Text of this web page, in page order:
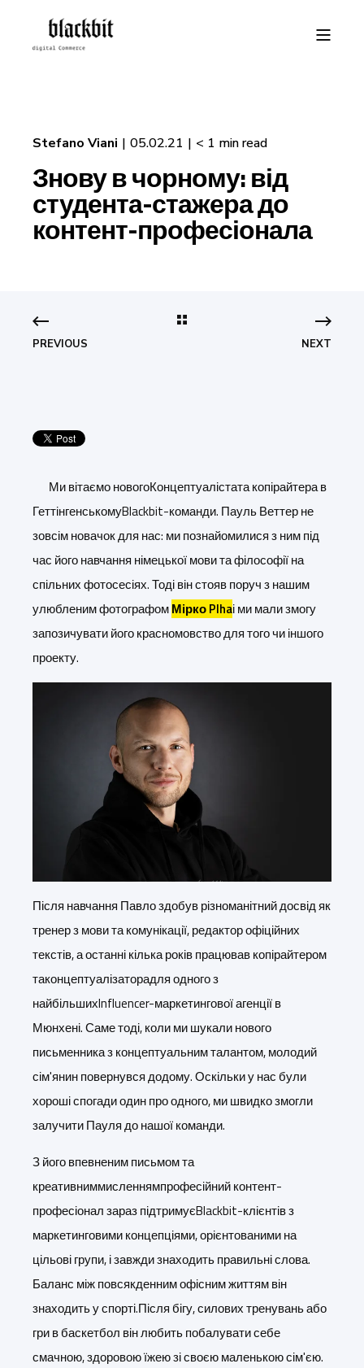
Stefano Viani 05.02.21 < 1 min read
Знову в чорному: від
студента-стажера до
контент-професіонала
PREVIOUS NEXT
Ми вітаємо новогоКонцептуалістата копірайтера в
ГеттінгенськомуBlackbit-команди. Пауль Веттер не
зовсім новачок для нас: ми познайомилися з ним під
час його навчання німецької мови та філософії на
спільних фотосесіях. Тоді він стояв поруч з нашим
улюбленим фотографомМіркоPlhaі ми мали змогу
запозичувати його красномовство для того чи іншого
проекту.
Після навчання Павло здобув різноманітний досвід як
тренер з мови та комунікації, редактор офіційних
текстів, а останні кілька років працював копірайтером
таконцептуалізаторадля одного з
найбільшихInfluencer-маркетингової агенції в
Мюнхені. Саме тоді, коли ми шукали нового
письменника з концептуальним талантом, молодий
сім'янин повернувся додому. Оскільки у нас були
хороші спогади один про одного, ми швидко змогли
залучити Пауля до нашої команди.
З його впевненим письмом та
креативниммисленнямпрофесійний контент-
професіонал зараз підтримуєBlackbit-клієнтів з
маркетинговими концепціями, орієнтованими на
цільові групи, і завжди знаходить правильні слова.
Баланс між повсякденним офісним життям він
знаходить у спорті.Після бігу, силових тренувань або
гри в баскетбол він любить побалувати себе
смачною, здоровою їжею зі своєю маленькою сім'єю.